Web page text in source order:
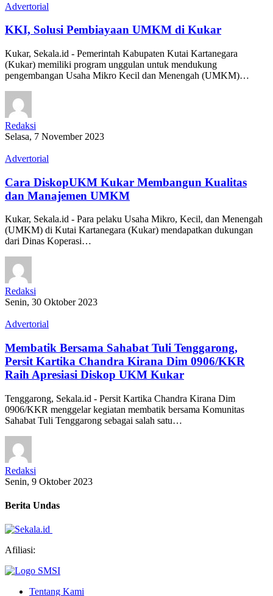
Advertorial
KKI, Solusi Pembiayaan UMKM di Kukar
Kukar, Sekala.id - Pemerintah Kabupaten Kutai Kartanegara
(Kukar) memiliki program unggulan untuk mendukung
pengembangan Usaha Mikro Kecil dan Menengah (UMKM)…
Redaksi
Selasa, 7 November 2023
Advertorial
Cara DiskopUKM Kukar Membangun Kualitas
dan Manajemen UMKM
Kukar, Sekala.id - Para pelaku Usaha Mikro, Kecil, dan Menengah
(UMKM) di Kutai Kartanegara (Kukar) mendapatkan dukungan
dari Dinas Koperasi…
Redaksi
Senin, 30 Oktober 2023
Advertorial
Membatik Bersama Sahabat Tuli Tenggarong,
Persit Kartika Chandra Kirana Dim 0906/KKR
Raih Apresiasi Diskop UKM Kukar
Tenggarong, Sekala.id - Persit Kartika Chandra Kirana Dim
0906/KKR menggelar kegiatan membatik bersama Komunitas
Sahabat Tuli Tenggarong sebagai salah satu…
Redaksi
Senin, 9 Oktober 2023
Berita Undas
Afiliasi:
Tentang Kami